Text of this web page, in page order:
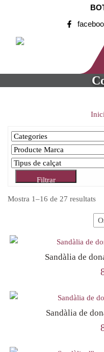
Inici
Filtrar
Mostra 1–16 de 27 resultats
Sandàlia de
Sandàlia de